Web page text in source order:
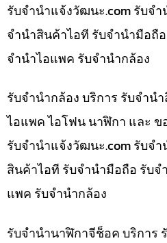
รับจํานําแจ้งวัฒนะ.com รับจ
จำนำสินค้าไอที รับจำนำมือถื
จำนำไอแพค รับจำนำกล้อง
รับจำนำกล้อง บริการ รับจำน
ไอแพค ไอโฟน นาฬิกา และ ข
รับจํานําแจ้งวัฒนะ.com รับจ
สินค้าไอที รับจำนำมือถือ รับ
แพค รับจำนำกล้อง
รับจำนำนาฬิกาจีช็อค บริการ